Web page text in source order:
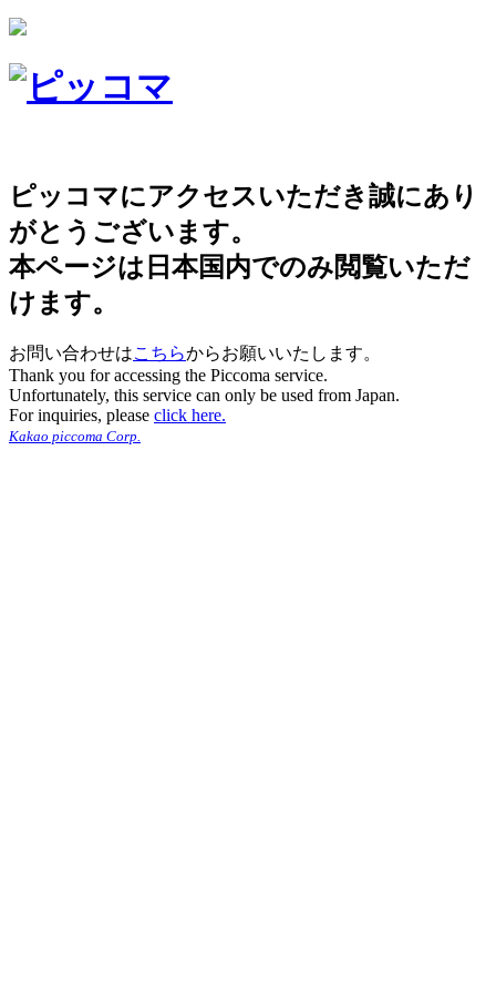
ピッコマにアクセスいただき誠にあり
がとうございます。
本ページは日本国内でのみ閲覧いただ
けます。
お問い合わせはこちらからお願いいたします。
Thank you for accessing the Piccoma service.
Unfortunately, this service can only be used from Japan.
For inquiries, please click here.
Kakao piccoma Corp.